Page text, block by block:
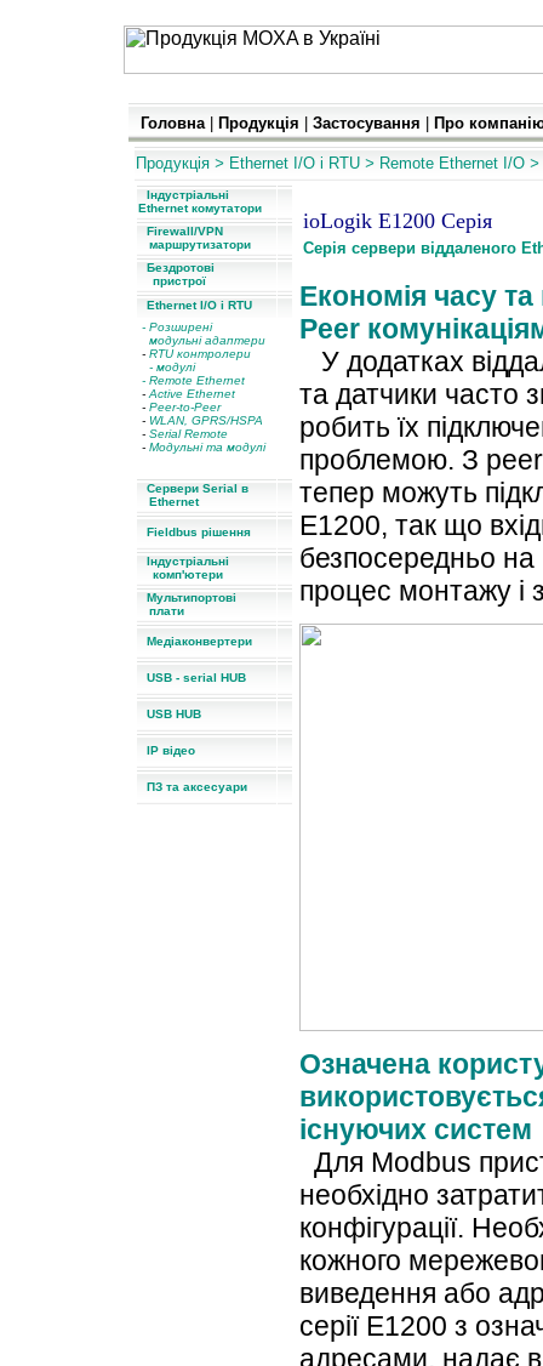
Головна| Продукція Застосування Про
Продукція > Ethernet I/O і RTU > Remote Ethernet I/O >
Індустріальні
Ethernet комутатори
Firewall/VPN
маршрутизатори
Бездротові
пристрої
Ethernet I/O і RTU
- Розширені
модульні адаптери
- RTU контролери
- модулі
- Remote Ethernet
- Active Ethernet
- Peer-to-Peer
- WLAN, GPRS/HSPA
- Serial Remote
- Модульні та модулі
Сервери Serial в
Ethernet
Fieldbus рішення
Індустріальні
комп'ютери
Мультипортові
плати
Медіаконвертери
USB - serial HUB
USB HUB
IP відео
ПЗ та аксесуари
ioLogik E1200 Серія
Серія сервери віддаленого
Економія часу
Peer
У додатках
та датчики часто
робить їх
проблемою. З
тепер можуть
E1200, так що
безпосередньо
процес монтажу і
Означена
існуючих систем
Для Modbus
необхідно
конфігурації.
кожного
виведення або
серії E1200 з
адресами, надає